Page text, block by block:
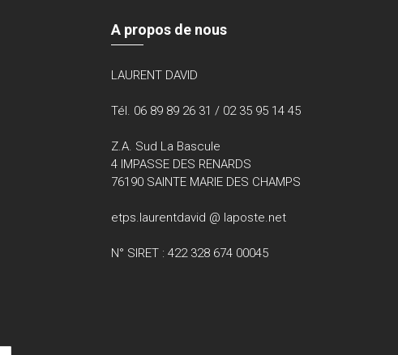
A propos de nous
LAURENT DAVID
Tél. 06 89 89 26 31 / 02 35 95 14 45
Z.A. Sud La Bascule
4 IMPASSE DES RENARDS
76190 SAINTE MARIE DES CHAMPS
etps.laurentdavid @ laposte.net
N° SIRET : 422 328 674 00045